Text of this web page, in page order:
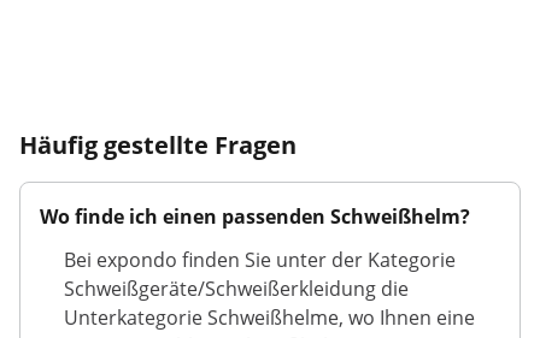
Häufig gestellte Fragen
Wo finde ich einen passenden Schweißhelm?
Bei expondo finden Sie unter der Kategorie
Schweißgeräte/Schweißerkleidung die
Unterkategorie Schweißhelme, wo Ihnen eine